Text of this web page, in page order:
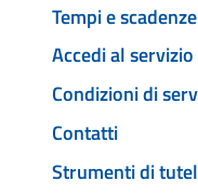
Tempi e scadenze
Accedi al servizio
Condizioni di
Contatti
Strumenti di